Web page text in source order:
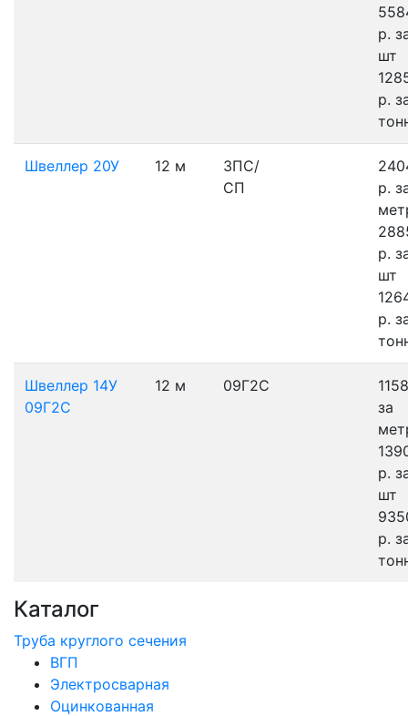
р.
шт
р.
Швеллер 20У 12 м
3ПС/
СП
р.
р.
шт
р.
Швеллер 14У
09Г2С
12 м 09Г2С
за
р.
шт
р.
Каталог
Труба круглого сечения
ВГП
Электросварная
Оцинкованная